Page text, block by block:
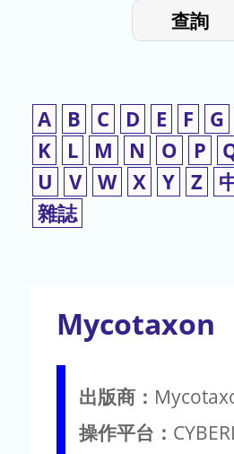
查詢
A B C D E F G
K
L M N O P
U
V W X Y Z
雜誌
Mycotaxon
出版商：
操作平台：